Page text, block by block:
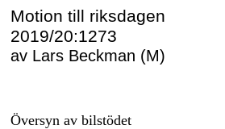
Motion till riksdagen
2019/20:1273
av Lars Beckman (M)
Översyn av bilstödet